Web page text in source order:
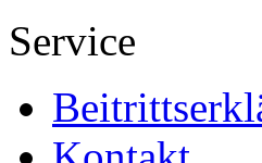
Service